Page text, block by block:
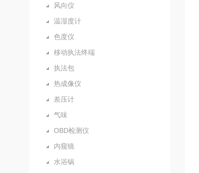
风向仪
温湿度计
色度仪
移动执法终端
执法包
热成像仪
差压计
气味
OBD检测仪
内窥镜
水浴锅